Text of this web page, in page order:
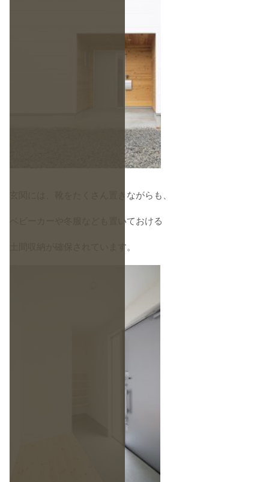
玄関には、靴をたくさん置きながらも、
ベビーカーや冬服なども置いておける
土間収納が確保されています。